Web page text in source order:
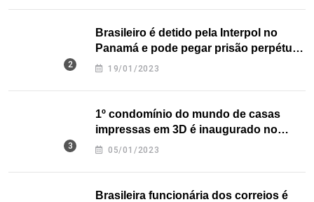
Brasileiro é detido pela Interpol no
Panamá e pode pegar prisão perpétua
nos EUA
19/01/2023
1º condomínio do mundo de casas
impressas em 3D é inaugurado no
Texas
05/01/2023
Brasileira funcionária dos correios é